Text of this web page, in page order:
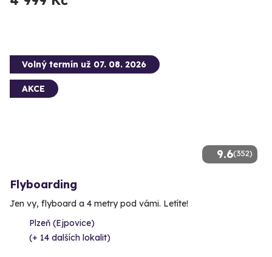
9.6(352)
Volný termín už 07. 08. 2026
AKCE
Flyboarding
Jen vy, flyboard a 4 metry pod vámi. Letíte!
Plzeň (Ejpovice)
(+ 14 dalších lokalit)